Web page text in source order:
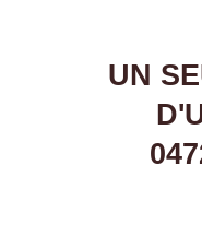
UN